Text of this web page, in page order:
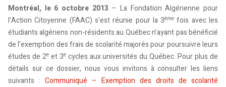
Montréal, le 6 octobre 2013 – La Fondation Algérienne pour
l’Action Citoyenne (FAAC) s’est réunie pour la 3ème fois avec les
étudiants algériens non-résidents au Québec n’ayant pas bénéficié
de l’exemption des frais de scolarité majorés pour poursuivre leurs
études de 2eet 3ecycles aux universités du Québec. Pour plus de
détails sur ce dossier, nous vous invitons à consulter les liens
suivants : Communiqué – Exemption des droits de scolarité